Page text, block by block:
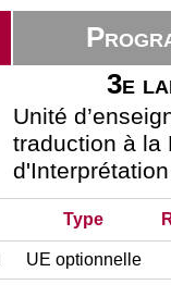
3e
Unité
traduction à la
Type
UE optionnelle